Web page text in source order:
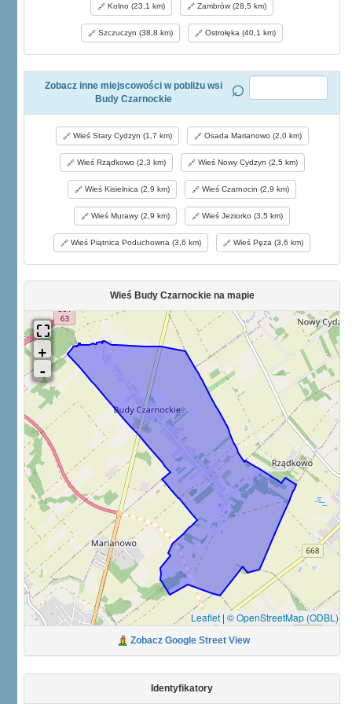
Kolno (23,1 km) Zambrów (28,5 km)
Szczuczyn (38,8 km) Ostrołęka (40,1 km)
Zobacz inne miejscowości w pobliżu wsi
Budy Czarnockie
Wieś Stary Cydzyn (1,7 km) Osada Marianowo (2,0 km)
Wieś Rządkowo (2,3 km) Wieś Nowy Cydzyn (2,5 km)
Wieś Kisielnica (2,9 km) Wieś Czarnocin (2,9 km)
Wieś Murawy (2,9 km) Wieś Jeziorko (3,5 km)
Wieś Piątnica Poduchowna (3,6 km) Wieś Pęza (3,6 km)
Wieś Budy Czarnockie na mapie
Leaflet | © OpenStreetMap (ODBL)
Zobacz Google Street View
Identyfikatory